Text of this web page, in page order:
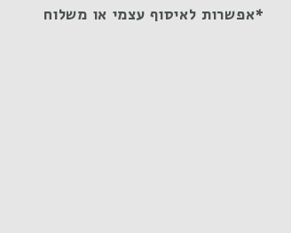
*אפשרות לאיסוף עצמי או משלוח